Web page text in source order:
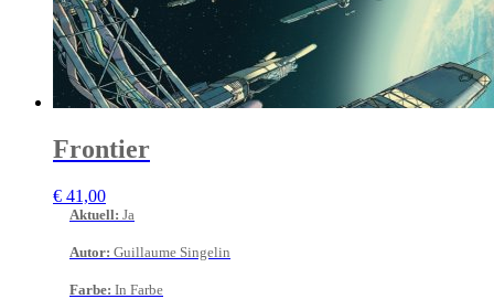
Frontier
€ 41,00
Aktuell: Ja
Autor: Guillaume Singelin
Farbe: In Farbe